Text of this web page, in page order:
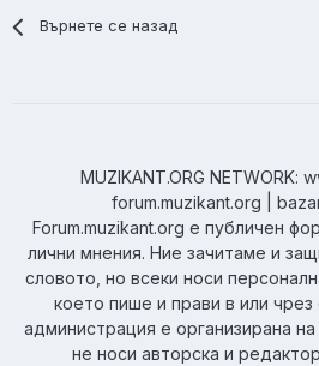
Върнете се назад
MUZIKANT.ORG NETWORK:
forum.muzikant.org |
Forum.muzikant.org е публичен
лични мнения. Ние зачитаме и
словото, но всеки носи
което пише и прави в или
администрация е организирана
не носи авторска и